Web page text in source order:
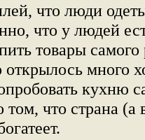
что люди
что у людей
товары самого
открылось много
кухню
том, что страна